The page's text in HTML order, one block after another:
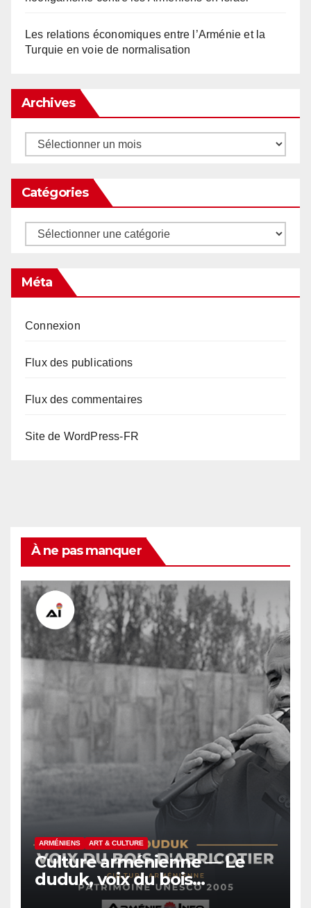
Les relations économiques entre l’Arménie et la
Turquie en voie de normalisation
Archives
Archives
Catégories
Catégories
Méta
Connexion
Flux des publications
Flux des commentaires
Site de WordPress-FR
À ne pas manquer
ARMÉNIENS ART & CULTURE
Culture arménienne — Le
duduk, voix du bois
d’abricotier